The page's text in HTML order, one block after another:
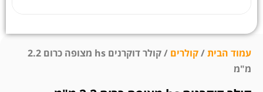
עמוד הבית/קולרים
/ קולר דוקרנים hs מצופה כרום 2.2
מ"מ